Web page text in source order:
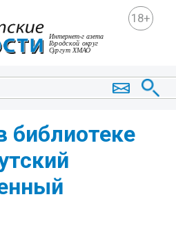
18+
библиотеке